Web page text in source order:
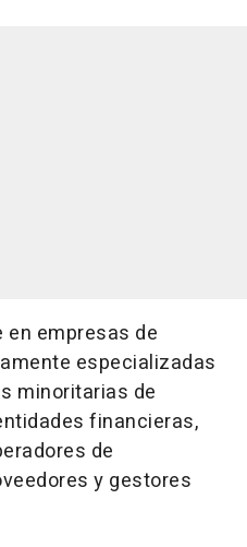
en empresas de
especializadas
minoritarias de
financieras,
de
y gestores